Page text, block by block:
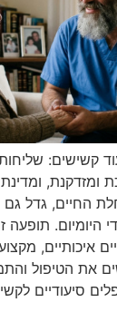
קשישים:
ומזדקנת,
החיים, גדל
היומיום. תופעה
איכותיים,
את הטיפול
סיעודיים